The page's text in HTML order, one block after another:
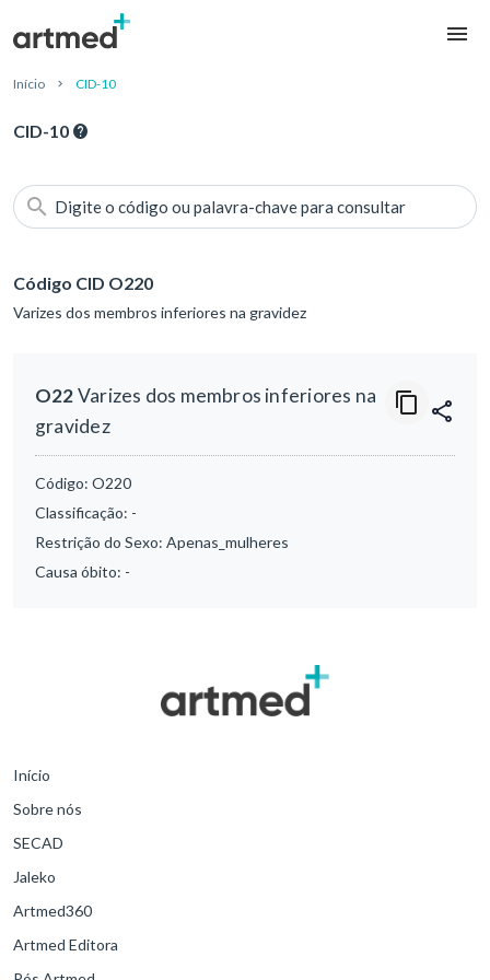
Início CID-10
CID-10
Digite o código ou palavra-chave para consultar
Código CID O220
Varizes dos membros inferiores na gravidez
O22Varizes dos membros inferiores na
gravidez
Código: O220
Classificação: -
Restrição do Sexo: Apenas_mulheres
Causa óbito: -
Início
Sobre nós
SECAD
Jaleko
Artmed360
Artmed Editora